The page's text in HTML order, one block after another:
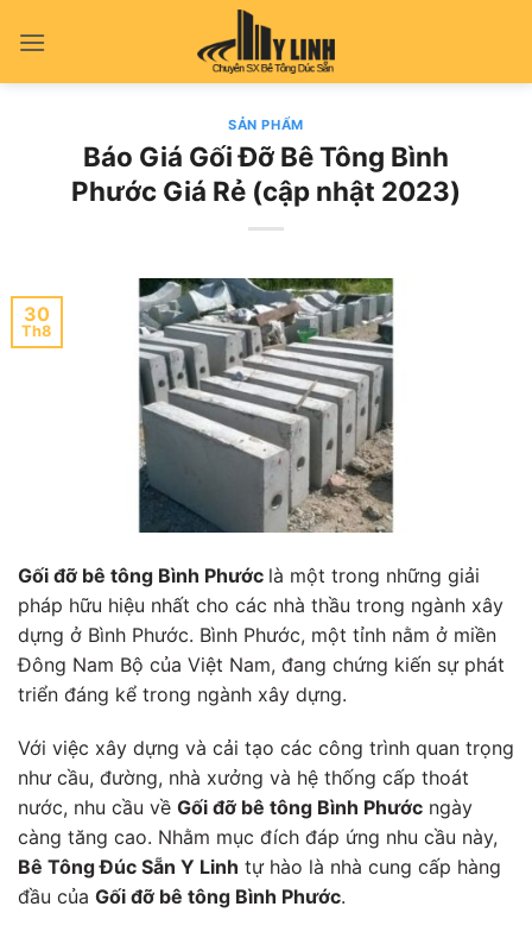
qua
SẢN PHẨM
Báo Giá Gối Đỡ Bê Tông Bình
Phước Giá Rẻ (cập nhật 2023)
30
Th8
Gối đỡ bê tông Bình Phước là một trong những giải
pháp hữu hiệu nhất cho các nhà thầu trong ngành xây
dựng ở Bình Phước. Bình Phước, một tỉnh nằm ở miền
Đông Nam Bộ của Việt Nam, đang chứng kiến sự phát
triển đáng kể trong ngành xây dựng.
Với việc xây dựng và cải tạo các công trình quan trọng
như cầu, đường, nhà xưởng và hệ thống cấp thoát
nước, nhu cầu về Gối đỡ bê tông Bình Phước ngày
càng tăng cao. Nhằm mục đích đáp ứng nhu cầu này,
Bê Tông Đúc Sẵn Y Linh tự hào là nhà cung cấp hàng
đầu của Gối đỡ bê tông Bình Phước.